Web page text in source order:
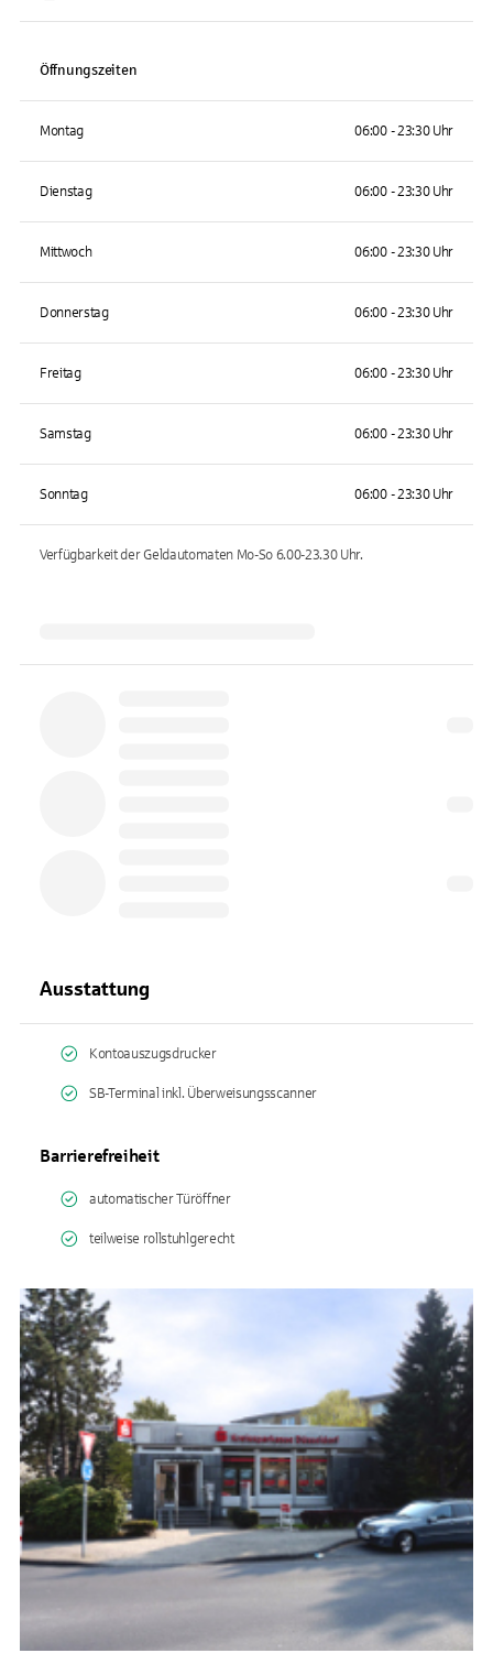
Öffnungszeiten
Montag 06:00 - 23:30 Uhr
Dienstag 06:00 - 23:30 Uhr
Mittwoch 06:00 - 23:30 Uhr
Donnerstag 06:00 - 23:30 Uhr
Freitag 06:00 - 23:30 Uhr
Samstag 06:00 - 23:30 Uhr
Sonntag 06:00 - 23:30 Uhr
Verfügbarkeit der Geldautomaten Mo-So 6.00-23.30Uhr.
Ausstattung
Kontoauszugsdrucker
SB-Terminal inkl. Überweisungsscanner
Barrierefreiheit
automatischer Türöffner
teilweise rollstuhlgerecht